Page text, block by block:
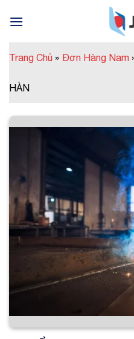
Trang Chủ » Đơn Hàng Nam
HÀN